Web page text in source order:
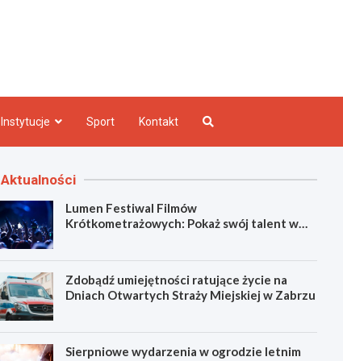
Instytucje Sport Kontakt
Aktualności
Lumen Festiwal Filmów
Krótkometrażowych: Pokaż swój talent w
Zdobądź umiejętności ratujące życie na
Dniach Otwartych Straży Miejskiej w Zabrzu
Sierpniowe wydarzenia w ogrodzie letnim